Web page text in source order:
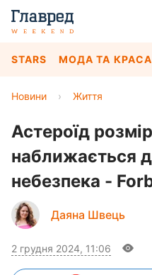
STARS МОДА ТА КРАСА
Новини › Життя
Астероїд
наближається
небезпека -
Даяна Швець
2 грудня 2024, 11:06